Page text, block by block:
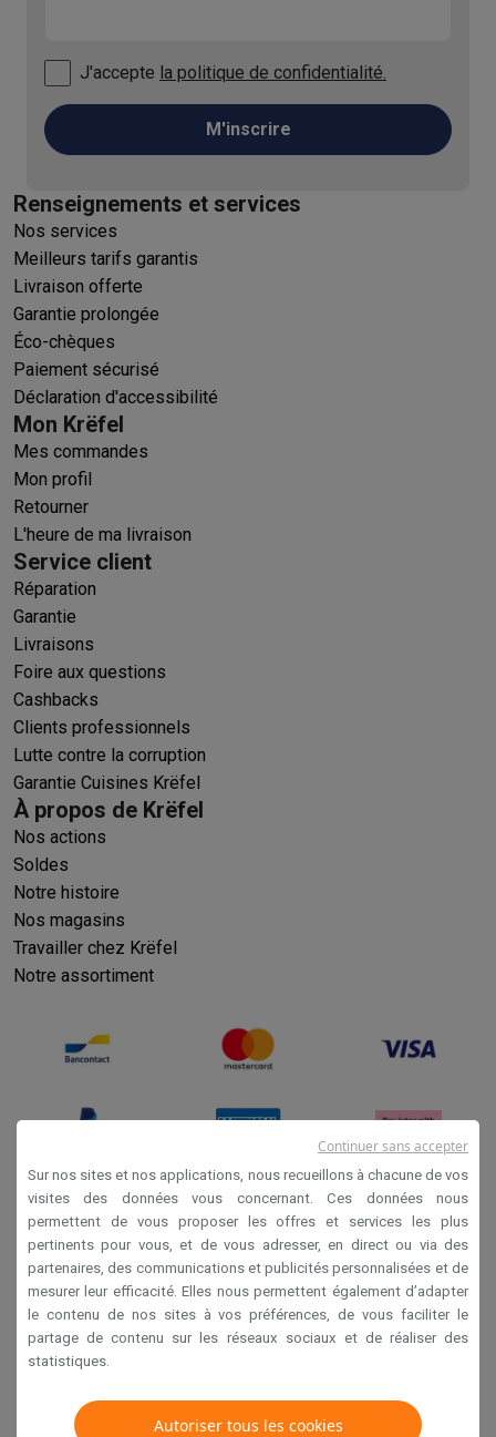
J'accepte la politique de confidentialité.
M'inscrire
Renseignements et services
Nos services
Meilleurs tarifs garantis
Livraison offerte
Garantie prolongée
Éco-chèques
Paiement sécurisé
Déclaration d'accessibilité
Mon Krëfel
Mes commandes
Mon profil
Retourner
L'heure de ma livraison
Service client
Réparation
Garantie
Livraisons
Foire aux questions
Cashbacks
Clients professionnels
Lutte contre la corruption
Garantie Cuisines Krëfel
À propos de Krëfel
Nos actions
Soldes
Notre histoire
Nos magasins
Travailler chez Krëfel
Notre assortiment
Conditions générales de vente
Privacy
Disclaimer
Cookies
Krëfel NV - Steenstraat 44 - Industriezone 4 "T Sas",
1851 Humbeek, België
Sur nos sites et nos applications, nous recueillons à chacune de vos
visites des données vous concernant. Ces données nous
permettent de vous proposer les offres et services les plus
pertinents pour vous, et de vous adresser, en direct ou via des
partenaires, des communications et publicités personnalisées et de
mesurer leur efficacité. Elles nous permettent également d’adapter
le contenu de nos sites à vos préférences, de vous faciliter le
partage de contenu sur les réseaux sociaux et de réaliser des
statistiques.
Autoriser tous les cookies
Continuer sans accepter